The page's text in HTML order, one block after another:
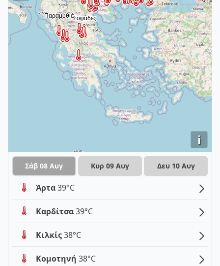
i
Σάβ 08 Αυγ Κυρ 09 Αυγ Δευ 10 Αυγ
Άρτα39°C
Καρδίτσα39°C
Κιλκίς38°C
Κομοτηνή 38°C